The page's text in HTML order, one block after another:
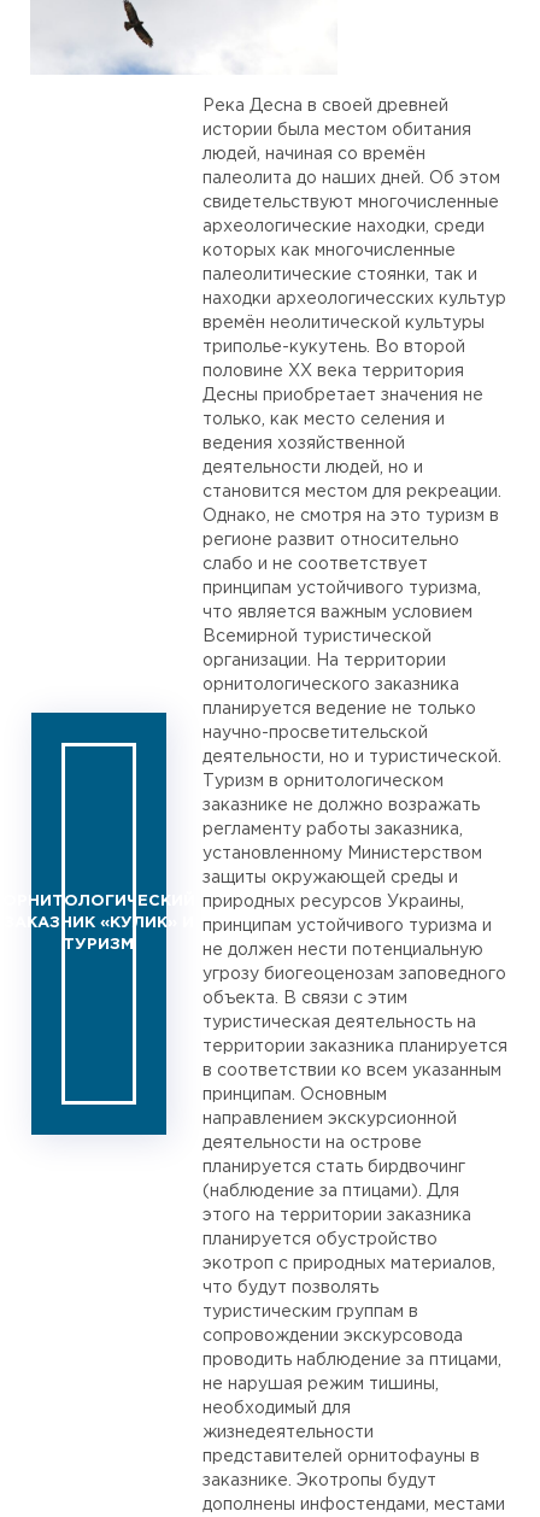
ОРНИТОЛОГИЧЕСКИЙ
ЗАКАЗНИК «КУЛИК» И
ТУРИЗМ
Река Десна в своей древней
истории была местом обитания
людей, начиная со времён
палеолита до наших дней. Об этом
свидетельствуют многочисленные
археологические находки, среди
которых как многочисленные
палеолитические стоянки, так и
находки археологичесских культур
времён неолитической культуры
триполье-кукутень. Во второй
половине ХХ века территория
Десны приобретает значения не
только, как место селения и
ведения хозяйственной
деятельности людей, но и
становится местом для рекреации.
Однако, не смотря на это туризм в
регионе развит относительно
слабо и не соответствует
принципам устойчивого туризма,
что является важным условием
Всемирной туристической
организации. На территории
орнитологического заказника
планируется ведение не только
научно-просветительской
деятельности, но и туристической.
Туризм в орнитологическом
заказнике не должно возражать
регламенту работы заказника,
установленному Министерством
защиты окружающей среды и
природных ресурсов Украины,
принципам устойчивого туризма и
не должен нести потенциальную
угрозу биогеоценозам заповедного
объекта. В связи с этим
туристическая деятельность на
территории заказника планируется
в соответствии ко всем указанным
принципам. Основным
направлением экскурсионной
деятельности на острове
планируется стать бирдвочинг
(наблюдение за птицами). Для
этого на территории заказника
планируется обустройство
экотроп с природных материалов,
что будут позволять
туристическим группам в
сопровождении экскурсовода
проводить наблюдение за птицами,
не нарушая режим тишины,
необходимый для
жизнедеятельности
представителей орнитофауны в
заказнике. Экотропы будут
дополнены инфостендами, местами